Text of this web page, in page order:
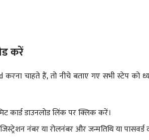
करें
चाहते हैं, तो नीचे बताए गए सभी स्टेप को
कार्ड डाउनलोड लिंक पर क्लिक करें।
नंबर या रोलनंबर और जन्मतिथि या पासवर्ड